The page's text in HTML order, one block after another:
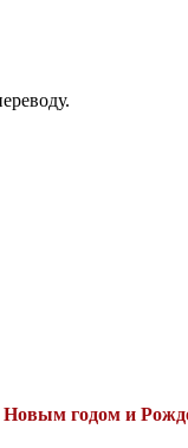
Новым годом и